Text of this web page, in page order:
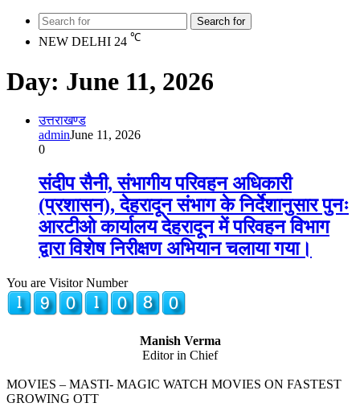
Search for
NEW DELHI 24 ℃
Day: June 11, 2026
उत्तराखण्ड
adminJune 11, 2026
0
संदीप सैनी, संभागीय परिवहन अधिकारी
(प्रशासन), देहरादून संभाग के निर्देशानुसार पुनः
आरटीओ कार्यालय देहरादून में परिवहन विभाग
द्वारा विशेष निरीक्षण अभियान चलाया गया।
You are Visitor Number
Manish Verma
Editor in Chief
MOVIES – MASTI- MAGIC WATCH MOVIES ON FASTEST
GROWING OTT